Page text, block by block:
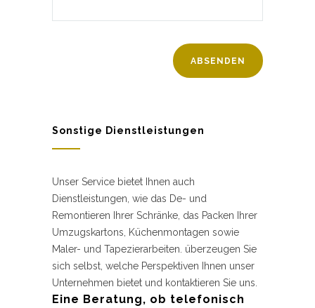
Sonstige Dienstleistungen
Unser Service bietet Ihnen auch
Dienstleistungen, wie das De- und
Remontieren Ihrer Schränke, das Packen Ihrer
Umzugskartons, Küchenmontagen sowie
Maler- und Tapezierarbeiten. überzeugen Sie
sich selbst, welche Perspektiven Ihnen unser
Unternehmen bietet und kontaktieren Sie uns.
Eine Beratung, ob telefonisch